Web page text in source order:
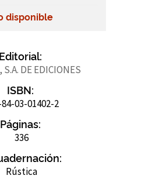
disponible
Editorial:
S.A. DE EDICIONES
ISBN:
03-01402-2
Páginas:
336
Rústica